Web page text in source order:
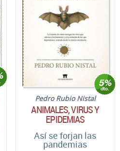
Pedro Rubio Nistal
ANIMALES, VIRUS Y
EPIDEMIAS
Así se forjan las
pandemias